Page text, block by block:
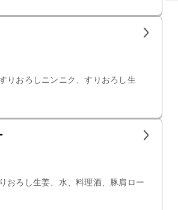
りおろしニンニク、すりおろし生
おろし生姜、水、料理酒、豚肩ロー